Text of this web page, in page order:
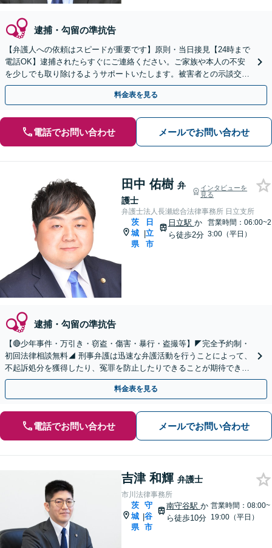
逮捕・勾留の準抗告
【弁護人への依頼はスピードが重要です】原則・当日接見【24時まで
電話OK】逮捕されたらすぐにご連絡ください。ご家族や本人の不安
を少しでも取り除けるようサポートいたします。被害者との示談交渉
もお任せください。
料金表を見る
電話でお問い合わせ メールでお問い合わせ
田中 佑樹 弁
護士
インタビューを
見る
弁護士法人長瀬総合法律事務所 日立支所
茨
城
県
|
日
立
市
日立駅 か
ら徒歩2分
営業時間：06:00~2
3:00（平日）
逮捕・勾留の準抗告
【🔴少年事件・万引き・窃盗・傷害・暴行・盗撮等】◤完全予約制・
初回法律相談無料◢ 刑事弁護は迅速な弁護活動を行うことによって、
不起訴処分を獲得したり、冤罪を防止したりできることが期待できま
す。可能な限り当日のご相談にも対応いたします。
料金表を見る
電話でお問い合わせ メールでお問い合わせ
吉津 和輝 弁護士
市川法律事務所
茨
城
県
|
守
谷
市
南守谷駅 か
ら徒歩10分
営業時間：08:00~
19:00（平日）